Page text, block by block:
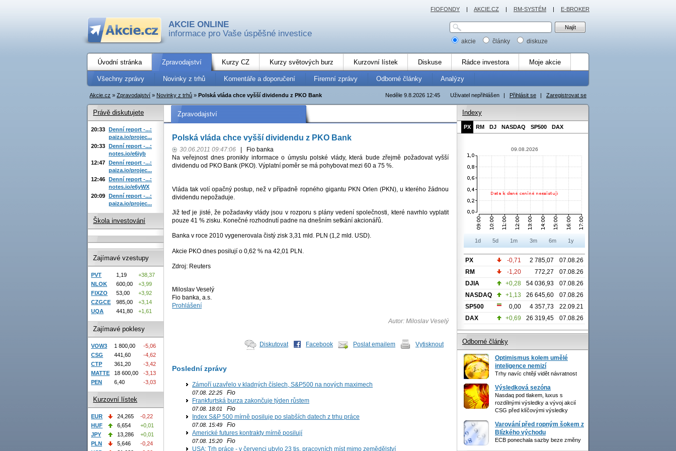
AKCIE ONLINE
informace pro Vaše úspěšné investice
akcie články diskuze
Úvodní stránka Zpravodajství Kurzy CZ Kurzy světových burz Kurzovní lístek Diskuse Rádce investora Moje akcie
Všechny zprávy Novinky z trhů Komentáře a doporučení Firemní zprávy Odborné články Analýzy
Uživatel nepřihlášen | Přihlásit se | Zaregistrovat se
Neděle 9.8.2026 12:45
Akcie.cz » Zpravodajství » Novinky z trhů » Polská vláda chce vyšší dividendu z PKO Bank
Zpravodajství
Polská vláda chce vyšší dividendu z PKO Bank
30.06.2011 09:47:06
Fio banka
Na veřejnost dnes pronikly informace o úmyslu polské vlády, která bude zřejmě požadovat vyšší
dividendu od PKO Bank (PKO). Výplatní poměr se má pohybovat mezi 60 a 75 %.
Vláda tak volí opačný postup, než v případně ropného gigantu PKN Orlen (PKN), u kterého žádnou
dividendu nepožaduje.
Již teď je jisté, že požadavky vlády jsou v rozporu s plány vedení společnosti, které navrhlo vyplatit
pouze 41 % zisku. Konečné rozhodnutí padne na dnešním setkání akcionářů.
Banka v roce 2010 vygenerovala čistý zisk 3,31 mld. PLN (1,2 mld. USD).
Akcie PKO dnes posilují o 0,62 % na 42,01 PLN.
Zdroj: Reuters
Miloslav Veselý
Fio banka, a.s.
Prohlášení
Autor: Miloslav Veselý
Diskutovat Facebook Poslat emailem Vytisknout
Poslední zprávy
Zámoří uzavřelo v kladných číslech, S&P500 na nových maximech
07.08. 22:25 Fio
Frankfurtská burza zakončuje týden růstem
07.08. 18:01
Fio
Index S&P 500 mírně posiluje po slabších datech z trhu práce
07.08. 15:49 Fio
Americké futures kontrakty mírně posilují
07.08. 15:20 Fio
USA: Trh práce - v červenci ubylo 23 tis. pracovních míst mimo zemědělství
Právě diskutujete
20:33 Denní report -...:
paiza.io/projec...
20:33 Denní report -...:
notes.io/e6iyb
12:47 Denní report -...:
paiza.io/projec...
12:46 Denní report -...:
notes.io/e6yWX
20:09 Denní report -...:
paiza.io/projec...
Škola investování
Zajímavé vzestupy
PVT 1,19
+38,37
NLOK
600,00
+3,99
FIXZO
53,00
+3,92
CZGCE
985,00
+3,14
UQA
441,80 +1,61
Zajímavé poklesy
VOW3 1 800,00
-5,06
CSG
441,60
-4,62
CTP
361,20
-3,42
MATTE
18 600,00
-3,13
PEN
6,40 -3,03
Kurzovní lístek
EUR 24,265
-0,22
HUF
6,654
+0,01
JPY
13,286
+0,01
PLN
5,646
-0,24
Indexy
PX RM DJ NASDAQ SP500 DAX
09.08.2026
1d 5d 1m 3m 6m 1y
PX -0,71 2 785,07
07.08.26
RM
-1,20 772,27
07.08.26
DJIA
+0,28 54 036,93
07.08.26
NASDAQ
+1,13 26 645,60
07.08.26
SP500
0,00 4 357,73
22.09.21
DAX
+0,69 26 319,45 07.08.26
Odborné články
Optimismus kolem umělé
inteligence nemizí
Trhy navíc chtějí vidět návratnost
Výsledková sezóna
Nasdaq pod tlakem, luxus s
rozdílnými výsledky a vývoj akcií
CSG před klíčovými výsledky
Varování před ropným šokem z
Blízkého východu
ECB ponechala sazby beze změny
FIOFONDY | AKCIE.CZ | RM-SYSTÉM | E-BROKER